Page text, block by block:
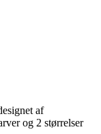
af
og 2 størrelser